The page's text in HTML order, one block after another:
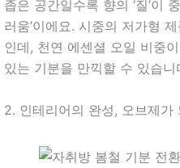
좁은 공간일수록 향의 ‘질’이
러움’이에요. 시중의 저가형
인데, 천연 에센셜 오일 비중
있는 기분을 만끽할 수 있습니
2. 인테리어의 완성, 오브제가